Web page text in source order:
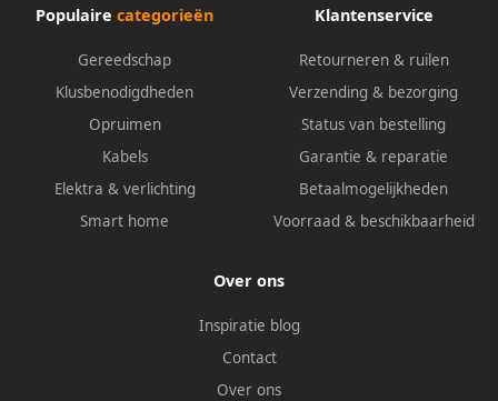
Populaire categorieën
Gereedschap
Klusbenodigdheden
Opruimen
Kabels
Elektra & verlichting
Smart home
Klantenservice
Retourneren & ruilen
Verzending & bezorging
Status van bestelling
Garantie & reparatie
Betaalmogelijkheden
Voorraad & beschikbaarheid
Over ons
Inspiratie blog
Contact
Over ons